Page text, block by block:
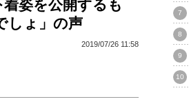
姿を公開するも
しょ」の声
2019/07/26 11:58